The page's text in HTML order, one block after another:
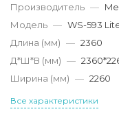
Производитель —
Модель — WS-593
Длина (мм) — 2360
Д*Ш*В (мм) —
Ширина (мм) — 2260
Все характеристики